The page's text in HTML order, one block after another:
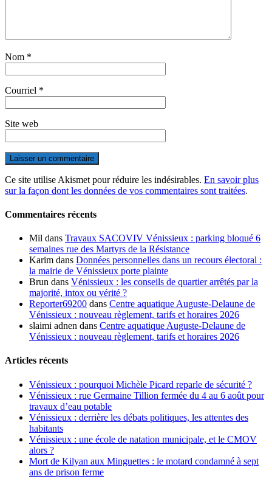
Nom *
Courriel *
Site web
Ce site utilise Akismet pour réduire les indésirables. En savoir plus
sur la façon dont les données de vos commentaires sont traitées.
Commentaires récents
Mil dans Travaux SACOVIV Vénissieux : parking bloqué 6
semaines rue des Martyrs de la Résistance
Karim dans Données personnelles dans un recours électoral :
la mairie de Vénissieux porte plainte
Brun dans Vénissieux : les conseils de quartier arrêtés par la
majorité, intox ou vérité ?
Reporter69200 dans Centre aquatique Auguste-Delaune de
Vénissieux : nouveau règlement, tarifs et horaires 2026
slaimi adnen dans Centre aquatique Auguste-Delaune de
Vénissieux : nouveau règlement, tarifs et horaires 2026
Articles récents
Vénissieux : pourquoi Michèle Picard reparle de sécurité ?
Vénissieux : rue Germaine Tillion fermée du 4 au 6 août pour
travaux d’eau potable
Vénissieux : derrière les débats politiques, les attentes des
habitants
Vénissieux : une école de natation municipale, et le CMOV
alors ?
Mort de Kilyan aux Minguettes : le motard condamné à sept
ans de prison ferme